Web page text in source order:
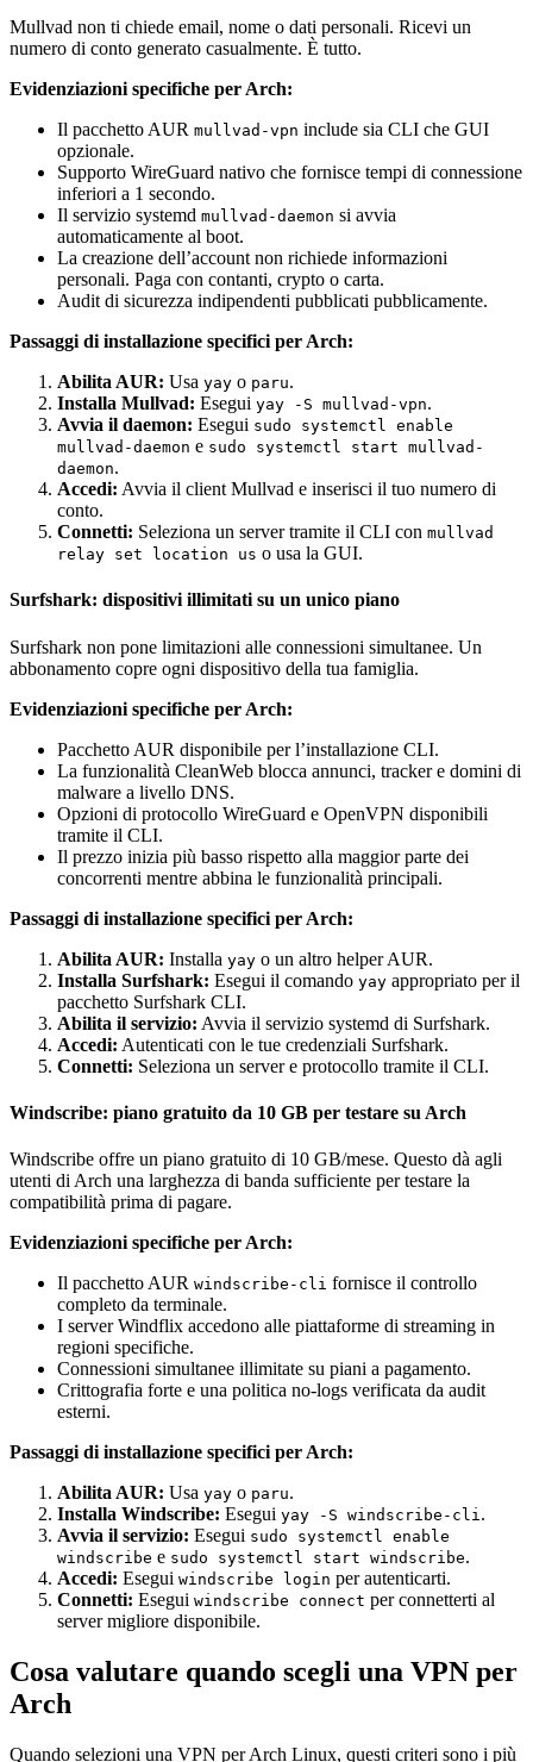
Mullvad non ti chiede email, nome o dati personali. Ricevi un
numero di conto generato casualmente. È tutto.
Evidenziazioni specifiche per Arch:
Il pacchetto AUR mullvad-vpn include sia CLI che GUI
opzionale.
Supporto WireGuard nativo che fornisce tempi di connessione
inferiori a 1 secondo.
Il servizio systemd mullvad-daemon si avvia
automaticamente al boot.
La creazione dell’account non richiede informazioni
personali. Paga con contanti, crypto o carta.
Audit di sicurezza indipendenti pubblicati pubblicamente.
Passaggi di installazione specifici per Arch:
Abilita AUR: Usa yay o paru.
Installa Mullvad: Esegui yay -S mullvad-vpn.
Avvia il daemon: Esegui sudo systemctl enable
mullvad-daemon e sudo systemctl start mullvad-
daemon.
Accedi: Avvia il client Mullvad e inserisci il tuo numero di
conto.
Connetti: Seleziona un server tramite il CLI con mullvad
relay set location us o usa la GUI.
Surfshark: dispositivi illimitati su un unico piano
Surfshark non pone limitazioni alle connessioni simultanee. Un
abbonamento copre ogni dispositivo della tua famiglia.
Evidenziazioni specifiche per Arch:
Pacchetto AUR disponibile per l’installazione CLI.
La funzionalità CleanWeb blocca annunci, tracker e domini di
malware a livello DNS.
Opzioni di protocollo WireGuard e OpenVPN disponibili
tramite il CLI.
Il prezzo inizia più basso rispetto alla maggior parte dei
concorrenti mentre abbina le funzionalità principali.
Passaggi di installazione specifici per Arch:
Abilita AUR: Installa yay o un altro helper AUR.
Installa Surfshark: Esegui il comando yay appropriato per il
pacchetto Surfshark CLI.
Abilita il servizio: Avvia il servizio systemd di Surfshark.
Accedi: Autenticati con le tue credenziali Surfshark.
Connetti: Seleziona un server e protocollo tramite il CLI.
Windscribe: piano gratuito da 10 GB per testare su Arch
Windscribe offre un piano gratuito di 10 GB/mese. Questo dà agli
utenti di Arch una larghezza di banda sufficiente per testare la
compatibilità prima di pagare.
Evidenziazioni specifiche per Arch:
Il pacchetto AUR windscribe-cli fornisce il controllo
completo da terminale.
I server Windflix accedono alle piattaforme di streaming in
regioni specifiche.
Connessioni simultanee illimitate su piani a pagamento.
Crittografia forte e una politica no-logs verificata da audit
esterni.
Passaggi di installazione specifici per Arch:
Abilita AUR: Usa yay o paru.
Installa Windscribe: Esegui yay -S windscribe-cli.
Avvia il servizio: Esegui sudo systemctl enable
windscribe e sudo systemctl start windscribe.
Accedi: Esegui windscribe login per autenticarti.
Connetti: Esegui windscribe connect per connetterti al
server migliore disponibile.
Cosa valutare quando scegli una VPN per
Arch
Quando selezioni una VPN per Arch Linux, questi criteri sono i più